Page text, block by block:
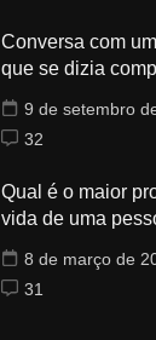
Conversa com
que se dizia
9 de setembro
32
Qual é o maior
vida de uma
8 de março de
31